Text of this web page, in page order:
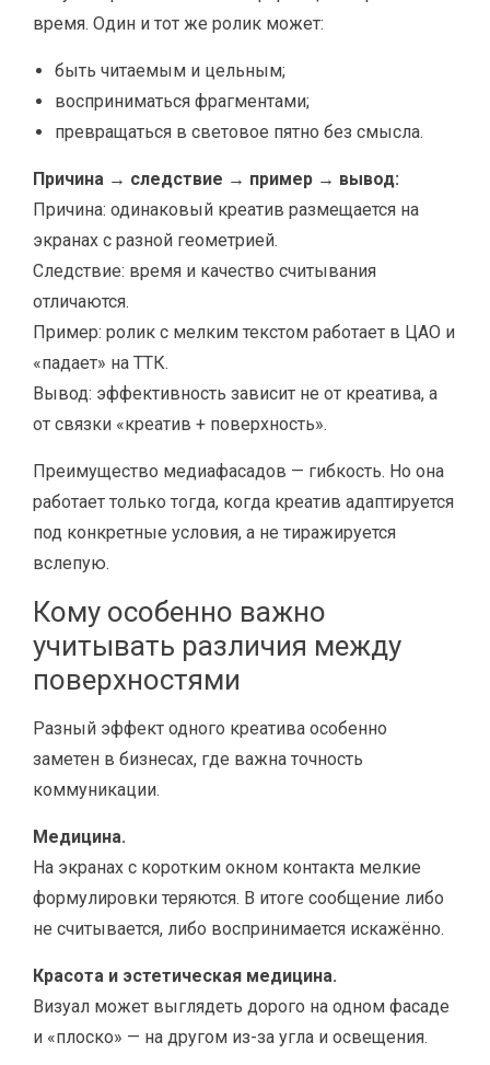
время. Один и тот же ролик может:
быть читаемым и цельным;
восприниматься фрагментами;
превращаться в световое пятно без смысла.
Причина → следствие → пример → вывод:
Причина: одинаковый креатив размещается на
экранах с разной геометрией.
Следствие: время и качество считывания
отличаются.
Пример: ролик с мелким текстом работает в ЦАО и
«падает» на ТТК.
Вывод: эффективность зависит не от креатива, а
от связки «креатив + поверхность».
Преимущество медиафасадов — гибкость. Но она
работает только тогда, когда креатив адаптируется
под конкретные условия, а не тиражируется
вслепую.
Кому особенно важно
учитывать различия между
поверхностями
Разный эффект одного креатива особенно
заметен в бизнесах, где важна точность
коммуникации.
Медицина.
На экранах с коротким окном контакта мелкие
формулировки теряются. В итоге сообщение либо
не считывается, либо воспринимается искажённо.
Красота и эстетическая медицина.
Визуал может выглядеть дорого на одном фасаде
и «плоско» — на другом из-за угла и освещения.